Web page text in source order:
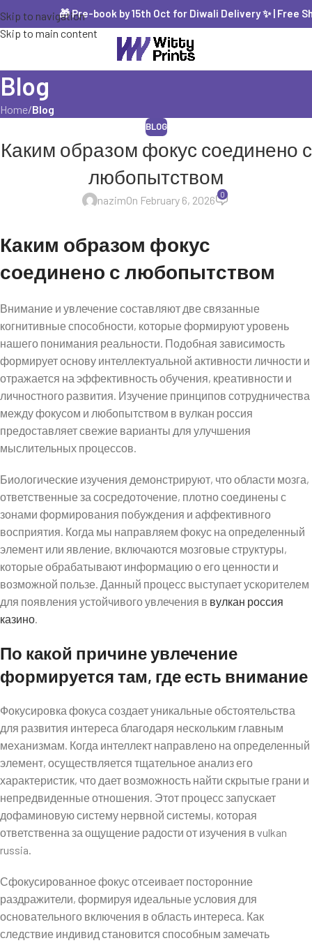
Skip to navigation
Skip to main content
🎁 Pre-book by 15th Oct for Diwali Delivery ✨ | Free
Blog
Home/Blog
BLOG
Каким образом фокус соединено с
любопытством
nazimOn February 6, 2026 0
Каким образом фокус
соединено с любопытством
Внимание и увлечение составляют две связанные
когнитивные способности, которые формируют уровень
нашего понимания реальности. Подобная зависимость
формирует основу интеллектуальной активности личности и
отражается на эффективность обучения, креативности и
личностного развития. Изучение принципов сотрудничества
между фокусом и любопытством в вулкан россия
предоставляет свежие варианты для улучшения
мыслительных процессов.
Биологические изучения демонстрируют, что области мозга,
ответственные за сосредоточение, плотно соединены с
зонами формирования побуждения и аффективного
восприятия. Когда мы направляем фокус на определенный
элемент или явление, включаются мозговые структуры,
которые обрабатывают информацию о его ценности и
возможной пользе. Данный процесс выступает ускорителем
для появления устойчивого увлечения в вулкан россия
казино
По какой причине увлечение
формируется там, где есть внимание
Фокусировка фокуса создает уникальные обстоятельства
для развития интереса благодаря нескольким главным
механизмам. Когда интеллект направлено на определенный
элемент, осуществляется тщательное анализ его
характеристик, что дает возможность найти скрытые грани и
непредвиденные отношения. Этот процесс запускает
дофаминовую систему нервной системы, которая
ответственна за ощущение радости от изучения в vulkan
russia.
Сфокусированное фокус отсеивает посторонние
раздражители, формируя идеальные условия для
основательного включения в область интереса. Как
следствие индивид становится способным замечать